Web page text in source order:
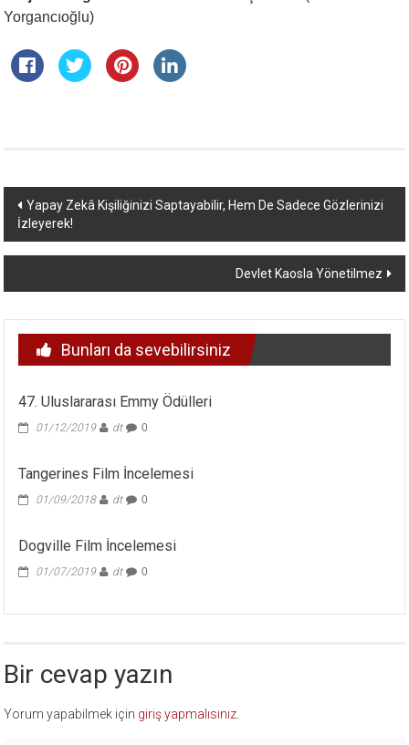
Yorgancıoğlu)
Yazı
dolaşımı
Yapay Zekâ Kişiliğinizi Saptayabilir, Hem De Sadece Gözlerinizi
İzleyerek!
Devlet Kaosla Yönetilmez
Bunları da sevebilirsiniz
47. Uluslararası Emmy Ödülleri
01/12/2019 dt 0
Tangerines Film İncelemesi
01/09/2018 dt 0
Dogville Film İncelemesi
01/07/2019 dt 0
Bir cevap yazın
Yorum yapabilmek için giriş yapmalısınız